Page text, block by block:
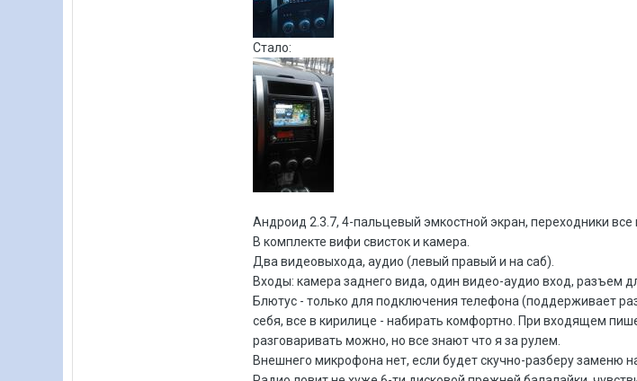
Стало:
Андроид 2.3.7, 4-пальцевый эмкостной экран, переходники
В комплекте вифи свисток и камера.
Два видеовыхода, аудио (левый правый и на саб).
Входы: камера заднего вида, один видео-аудио вход, разъем
Блютус - только для подключения телефона (поддерживает
себя, все в кирилице - набирать комфортно. При входящем
разговаривать можно, но все знают что я за рулем.
Внешнего микрофона нет, если будет скучно-разберу заменю